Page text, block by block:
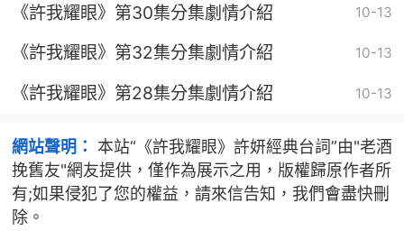
《許我耀眼》第30集分集劇情介紹 10-13
《許我耀眼》第32集分集劇情介紹 10-13
《許我耀眼》第28集分集劇情介紹 10-13
網站聲明： 本站“《許我耀眼》許妍經典台詞”由"老酒
挽舊友"網友提供，僅作為展示之用，版權歸原作者所
有;如果侵犯了您的權益，請來信告知，我們會盡快刪
除。